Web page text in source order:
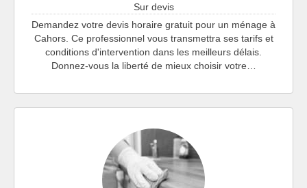
Sur devis
Demandez votre devis horaire gratuit pour un ménage à
Cahors. Ce professionnel vous transmettra ses tarifs et
conditions d'intervention dans les meilleurs délais.
Donnez-vous la liberté de mieux choisir votre…